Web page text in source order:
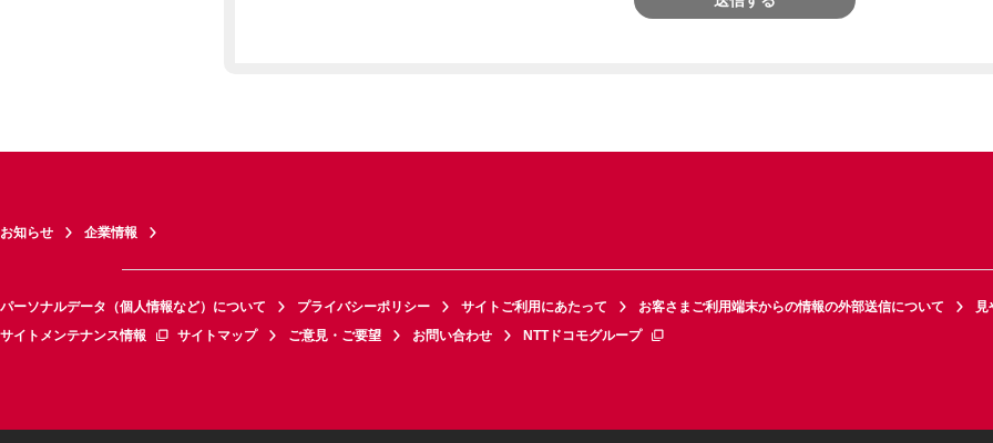
お知らせ 企業情報
パーソナルデータ（個人情報など）について プライバシーポリシー サイトご利用にあたって お客さまご利用端末からの情報の外部送信について
見
サイトメンテナンス情報
サイトマップ ご意見・ご要望 お問い合わせ NTTドコモグループ